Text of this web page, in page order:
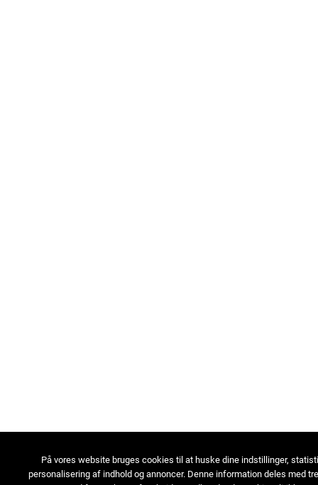
På vores website bruges cookies til at huske dine indstillinger,
personalisering af indhold og annoncer. Denne information deles med